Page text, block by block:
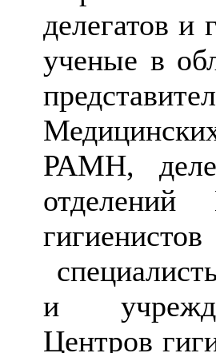
делегатов и
ученые в
РАМН,
отделений
и
Центров